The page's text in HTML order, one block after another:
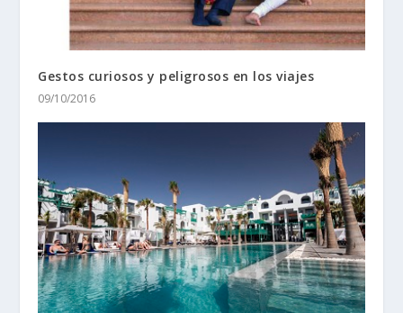
Gestos curiosos y peligrosos en los viajes
09/10/2016